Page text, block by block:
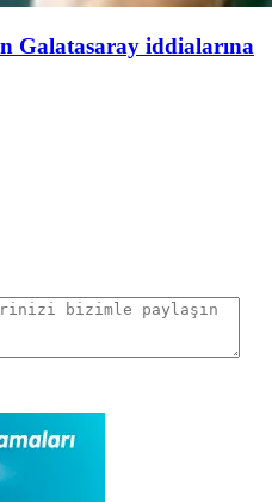
Galatasaray iddialarına